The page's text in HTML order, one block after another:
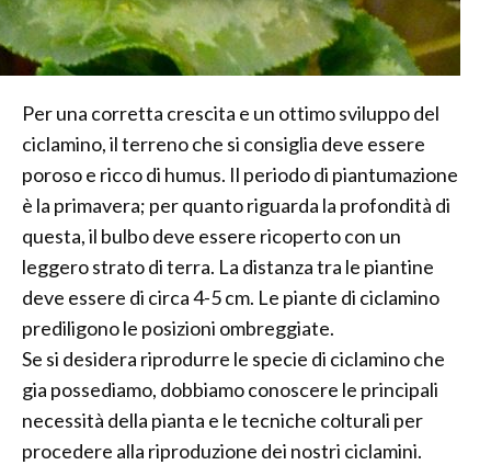
Per una corretta crescita e un ottimo sviluppo del
ciclamino, il terreno che si consiglia deve essere
poroso e ricco di humus. Il periodo di piantumazione
è la primavera; per quanto riguarda la profondità di
questa, il bulbo deve essere ricoperto con un
leggero strato di terra. La distanza tra le piantine
deve essere di circa 4-5 cm. Le piante di ciclamino
prediligono le posizioni ombreggiate.
Se si desidera riprodurre le specie di ciclamino che
gia possediamo, dobbiamo conoscere le principali
necessità della pianta e le tecniche colturali per
procedere alla riproduzione dei nostri ciclamini.